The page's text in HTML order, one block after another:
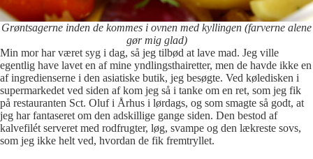
Grøntsagerne inden de kommes i ovnen med kyllingen (farverne alene
gør mig glad)
Min mor har været syg i dag, så jeg tilbød at lave mad. Jeg ville
egentlig have lavet en af mine yndlingsthairetter, men de havde ikke en
af ingredienserne i den asiatiske butik, jeg besøgte. Ved køledisken i
supermarkedet ved siden af kom jeg så i tanke om en ret, som jeg fik
på restauranten Sct. Oluf i Århus i lørdags, og som smagte så godt, at
jeg har fantaseret om den adskillige gange siden. Den bestod af
kalvefilét serveret med rodfrugter, løg, svampe og den lækreste sovs,
som jeg ikke helt ved, hvordan de fik fremtryllet.